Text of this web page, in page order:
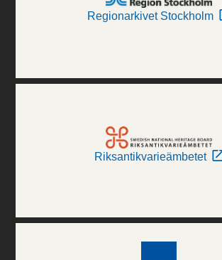
Regionarkivet Stockholm
Riksantikvarieämbetet